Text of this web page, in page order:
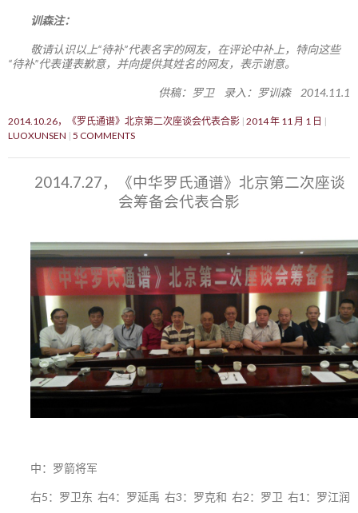
训森注：
敬请认识以上“待补”代表名字的网友，在评论中补上，特向这些
“待补”代表谨表歉意，并向提供其姓名的网友，表示谢意。
供稿：罗卫 录入：罗训森 2014.11.1
2014.10.26，《罗氏通谱》北京第二次座谈会代表合影 2014 年 11 月 1 日
LUOXUNSEN 5 COMMENTS
2014.7.27，《中华罗氏通谱》北京第二次座谈
会筹备会代表合影
中：罗箭将军
右5：罗卫东 右4：罗延禹 右3：罗克和 右2：罗卫 右1：罗江润